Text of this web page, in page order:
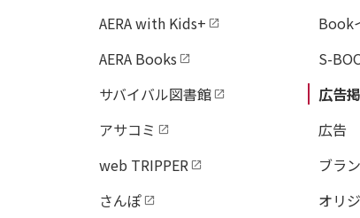
AERA with Kids+
AERA Books
サバイバル図書館
アサコミ
web TRIPPER
さんぽ
Book
S-
広告
広告
ブラ
オリ